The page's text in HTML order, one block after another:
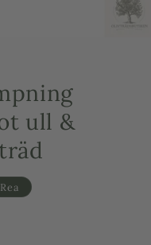
ull &
Rea